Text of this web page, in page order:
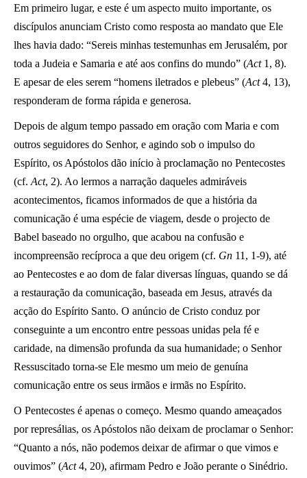
Em primeiro lugar, e este é um aspecto muito importante, os
discípulos anunciam Cristo como resposta ao mandato que Ele
lhes havia dado: “Sereis minhas testemunhas em Jerusalém, por
toda a Judeia e Samaria e até aos confins do mundo” (Act1, 8).
E apesar de eles serem “homens iletrados e plebeus” (Act4, 13),
responderam de forma rápida e generosa.
Depois de algum tempo passado em oração com Maria e com
outros seguidores do Senhor, e agindo sob o impulso do
Espírito, os Apóstolos dão início à proclamação no Pentecostes
(cf. Act, 2). Ao lermos a narração daqueles admiráveis
acontecimentos, ficamos informados de que a história da
comunicação é uma espécie de viagem, desde o projecto de
Babel baseado no orgulho, que acabou na confusão e
incompreensão recíproca a que deu origem (cf. Gn 11, 1-9), até
ao Pentecostes e ao dom de falar diversas línguas, quando se dá
a restauração da comunicação, baseada em Jesus, através da
acção do Espírito Santo. O anúncio de Cristo conduz por
conseguinte a um encontro entre pessoas unidas pela fé e
caridade, na dimensão profunda da sua humanidade; o Senhor
Ressuscitado torna-se Ele mesmo um meio de genuína
comunicação entre os seus irmãos e irmãs no Espírito.
O Pentecostes é apenas o começo. Mesmo quando ameaçados
por represálias, os Apóstolos não deixam de proclamar o Senhor:
“Quanto a nós, não podemos deixar de afirmar o que vimos e
ouvimos” (Act4, 20), afirmam Pedro e João perante o Sinédrio.